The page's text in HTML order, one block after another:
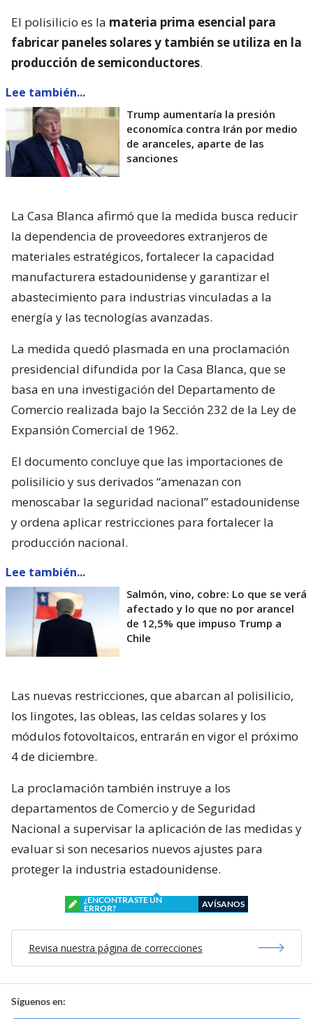
El polisilicio es la materia prima esencial para
fabricar paneles solares y también se utiliza en la
producción de semiconductores.
Lee también...
Trump aumentaría la presión
economíca contra Irán por medio
de aranceles, aparte de las
sanciones
La Casa Blanca afirmó que la medida busca reducir
la dependencia de proveedores extranjeros de
materiales estratégicos, fortalecer la capacidad
manufacturera estadounidense y garantizar el
abastecimiento para industrias vinculadas a la
energía y las tecnologías avanzadas.
La medida quedó plasmada en una proclamación
presidencial difundida por la Casa Blanca, que se
basa en una investigación del Departamento de
Comercio realizada bajo la Sección 232 de la Ley de
Expansión Comercial de 1962.
El documento concluye que las importaciones de
polisilicio y sus derivados “amenazan con
menoscabar la seguridad nacional” estadounidense
y ordena aplicar restricciones para fortalecer la
producción nacional.
Lee también...
Salmón, vino, cobre: Lo que se verá
afectado y lo que no por arancel
de 12,5% que impuso Trump a
Chile
Las nuevas restricciones, que abarcan al polisilicio,
los lingotes, las obleas, las celdas solares y los
módulos fotovoltaicos, entrarán en vigor el próximo
4 de diciembre.
La proclamación también instruye a los
departamentos de Comercio y de Seguridad
Nacional a supervisar la aplicación de las medidas y
evaluar si son necesarios nuevos ajustes para
proteger la industria estadounidense.
¿ENCONTRASTE UN
ERROR?
AVÍSANOS
Revisa nuestra página de correcciones
Síguenos en: